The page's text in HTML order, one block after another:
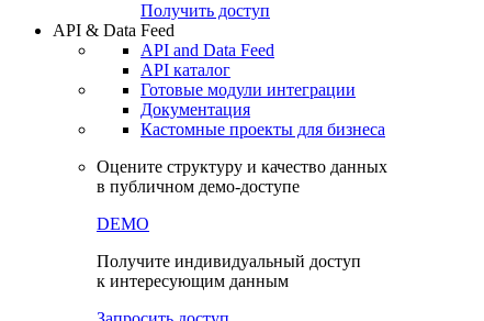
Получить доступ
API & Data Feed
API and Data Feed
API каталог
Готовые модули интеграции
Документация
Кастомные проекты для бизнеса
Оцените структуру и качество данных
в публичном демо-доступе
DEMO
Получите индивидуальный доступ
к интересующим данным